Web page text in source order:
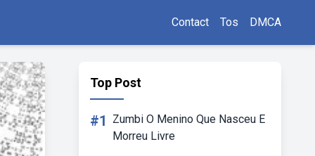
Contact Tos DMCA
Top Post
#1
Zumbi O Menino Que Nasceu E
Morreu Livre